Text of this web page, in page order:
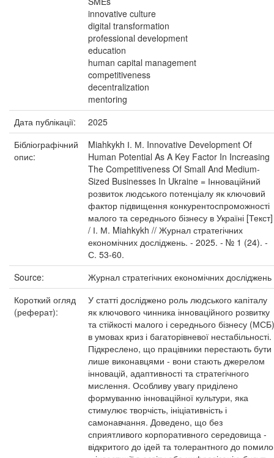
innovative culture
digital transformation
professional development
education
human capital management
competitiveness
decentralization
mentoring
Дата публікації:
2025
Бібліографічний
опис:
Miahkykh І. М. Innovative Development Of
Human Potential As A Key Factor In Increasing
The Competitiveness Of Small And Medium-
Sized Businesses In Ukraine = Інноваційний
розвиток людського потенціалу як ключовий
фактор підвищення конкурентоспроможності
малого та середнього бізнесу в Україні [Текст]
/ І. М. Miahkykh // Журнал стратегічних
економічних досліджень. - 2025. - № 1 (24). -
С. 53-60.
Source:
Журнал стратегічних економічних досліджень
Короткий огляд
(реферат):
У статті досліджено роль людського капіталу
як ключового чинника інноваційного розвитку
та стійкості малого і середнього бізнесу (МСБ)
в умовах криз і багаторівневої нестабільності.
Підкреслено, що працівники перестають бути
лише виконавцями - вони стають джерелом
інновацій, адаптивності та стратегічного
мислення. Особливу увагу приділено
формуванню інноваційної культури, яка
стимулює творчість, ініціативність і
самонавчання. Доведено, що без
сприятливого корпоративного середовища -
відкритого до ідей та толерантного до